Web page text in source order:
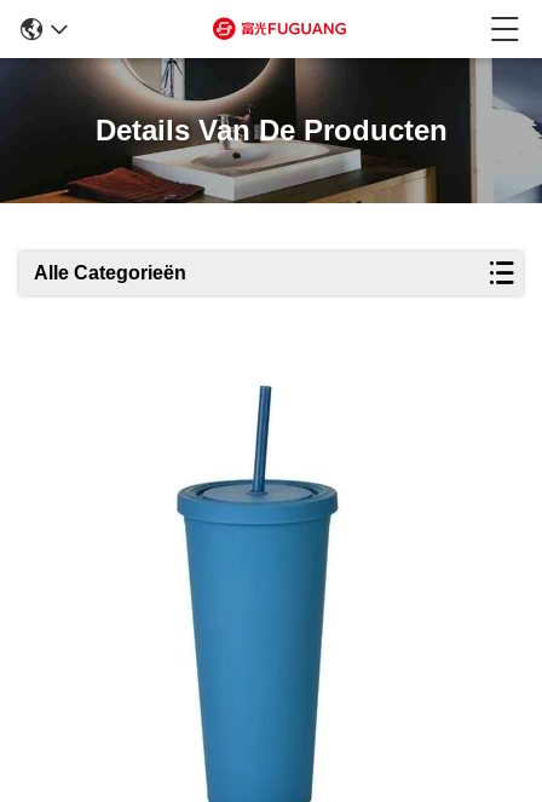
Details Van De Producten
Alle Categorieën